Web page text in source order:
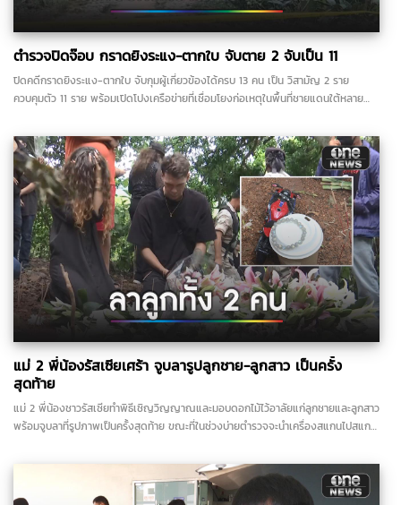
ตำรวจปิดจ๊อบ กราดยิงระแง-ตากใบ จับตาย 2 จับเป็น 11
ปิดคดีกราดยิงระแง-ตากใบ จับกุมผู้เกี่ยวข้องได้ครบ 13 คน เป็น วิสามัญ 2 ราย
ควบคุมตัว 11 ราย พร้อมเปิดโปงเครือข่ายที่เชื่อมโยงก่อเหตุในพื้นที่ชายแดนใต้หลาย
แม่ 2 พี่น้องรัสเซียเศร้า จูบลารูปลูกชาย-ลูกสาว เป็นครั้ง
สุดท้าย
แม่ 2 พี่น้องชาวรัสเซียทำพิธีเชิญวิญญาณและมอบดอกไม้ไว้อาลัยแก่ลูกชายและลูกสาว
พร้อมจูบลาที่รูปภาพเป็นครั้งสุดท้าย ขณะที่ในช่วงบ่ายตำรวจจะนำเครื่องสแกนไปสแกน